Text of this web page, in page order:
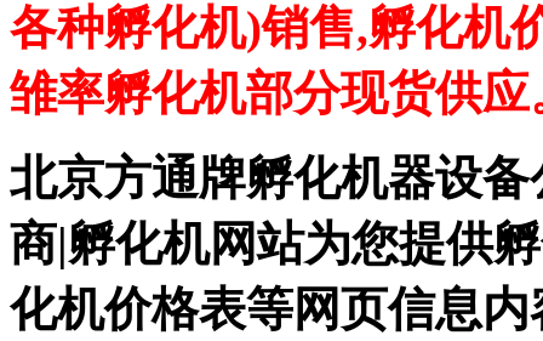
各种孵化机)销售,孵化机
雏率孵化机部分现货供应
北京方通牌孵化机器设
商|孵化机网站为您提供
化机价格表等网页信息